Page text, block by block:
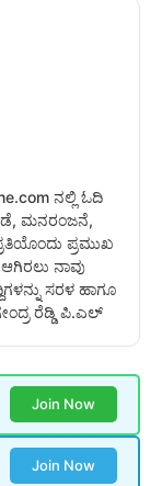
ನಲ್ಲಿ ಓದಿ
ಮನರಂಜನೆ,
ಪ್ರಮುಖ
ನಾವು
ಸರಳ ಹಾಗೂ
ರೆಡ್ಡಿ ಪಿ.ಎಲ್
Join Now
Join Now